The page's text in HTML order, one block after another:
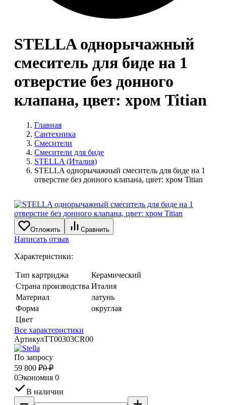
STELLA однорычажный
смеситель для биде на 1
отверстие без донного
клапана, цвет: хром Titian
Главная
Сантехника
Смесители
Смесители для биде
STELLA (Италия)
STELLA однорычажный смеситель для биде на 1
отверстие без донного клапана, цвет: хром Titian
Отложить Сравнить
Написать отзыв
Характеристики:
Тип картриджа
Керамический
Страна производства Италия
Материал
латунь
Форма
округлая
Цвет
Все характеристики
АртикулTT00303CR00
По запросу
59 800 ₽0 ₽
0Экономия 0
В наличии